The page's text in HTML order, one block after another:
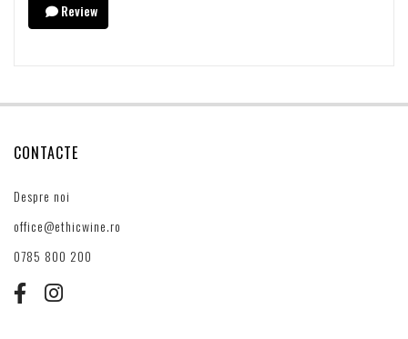
Review
CONTACTE
Despre noi
office@ethicwine.ro
0785 800 200